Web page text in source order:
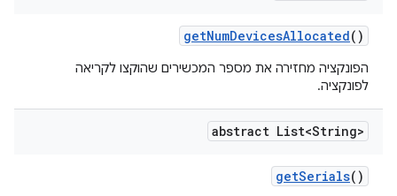
getNumDevicesAllocated()
הפונקציה מחזירה את מספר המכשירים שהוקצו לקריאה
לפונקציה.
abstract List<String>
getSerials()